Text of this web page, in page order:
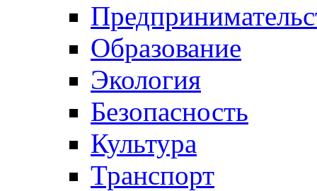
Образование
Экология
Безопасность
Культура
Транспорт